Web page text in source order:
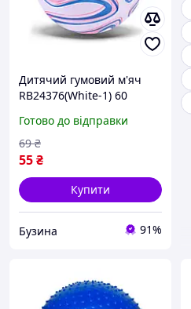
Дитячий гумовий м'яч
RB24376(White-1) 60
buzyna
Готово до відправки
55₴
69 ₴
Купити
Бузина 91%